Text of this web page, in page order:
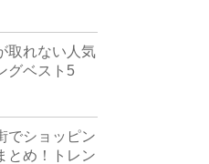
取れない人気
グベスト5
でショッピン
とめ！トレン